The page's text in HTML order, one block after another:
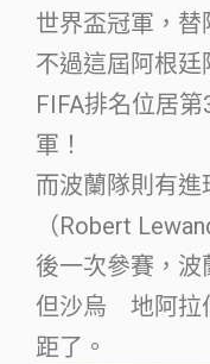
世界盃冠軍，替
不過這屆阿根廷
FIFA排名位居
軍！
而波蘭隊則有
（Robert
後一次參賽，波
但沙烏 地阿拉
距了。